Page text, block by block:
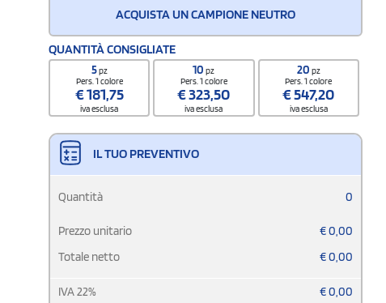
ACQUISTA UN CAMPIONE NEUTRO
QUANTITÀ CONSIGLIATE
5pz
Pers. 1 colore
€181,75
iva esclusa
10pz
Pers. 1 colore
€323,50
iva esclusa
20 pz
Pers. 1 colore
€547,20
iva esclusa
IL TUO PREVENTIVO
Quantità 0
Prezzo unitario €0,00
Totale netto
€0,00
IVA22% €0,00